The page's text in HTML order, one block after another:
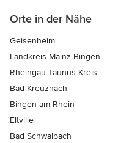
Orte in der Nähe
Geisenheim
Landkreis Mainz-Bingen
Rheingau-Taunus-Kreis
Bad Kreuznach
Bingen am Rhein
Eltville
Bad Schwalbach